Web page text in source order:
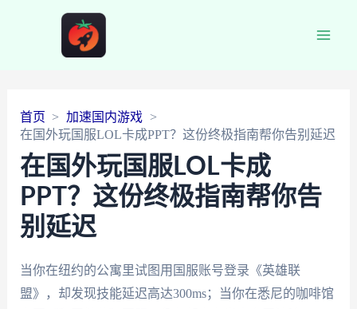
首页
加速国内游戏
在国外玩国服LOL卡成PPT？这份终极指南帮你告别延迟
在国外玩国服LOL卡成
PPT？这份终极指南帮你告
别延迟
当你在纽约的公寓里试图用国服账号登录《英雄联
盟》，却发现技能延迟高达300ms；当你在悉尼的咖啡馆